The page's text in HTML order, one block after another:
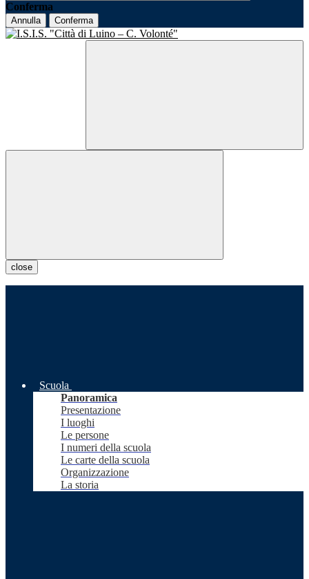
Conferma
Annulla Conferma
close
Scuola
Panoramica
Presentazione
I luoghi
Le persone
I numeri della scuola
Le carte della scuola
Organizzazione
La storia